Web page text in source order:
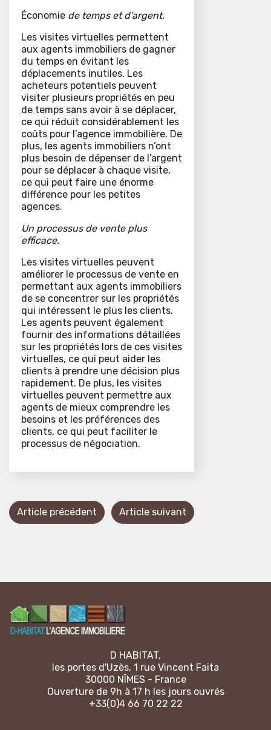
Économie de temps et d’argent.
Les visites virtuelles permettent
aux agents immobiliers de gagner
du temps en évitant les
déplacements inutiles. Les
acheteurs potentiels peuvent
visiter plusieurs propriétés en peu
de temps sans avoir à se déplacer,
ce qui réduit considérablement les
coûts pour l’agence immobilière. De
plus, les agents immobiliers n’ont
plus besoin de dépenser de l’argent
pour se déplacer à chaque visite,
ce qui peut faire une énorme
différence pour les petites
agences.
Un processus de vente plus
efficace.
Les visites virtuelles peuvent
améliorer le processus de vente en
permettant aux agents immobiliers
de se concentrer sur les propriétés
qui intéressent le plus les clients.
Les agents peuvent également
fournir des informations détaillées
sur les propriétés lors de ces visites
virtuelles, ce qui peut aider les
clients à prendre une décision plus
rapidement. De plus, les visites
virtuelles peuvent permettre aux
agents de mieux comprendre les
besoins et les préférences des
clients, ce qui peut faciliter le
processus de négociation.
Article précédent Article suivant
D HABITAT,
les portes d'Uzès, 1 rue Vincent Faita
30000 NÎMES - France
Ouverture de 9h à 17 h les jours ouvrés
+33(0)4 66 70 22 22